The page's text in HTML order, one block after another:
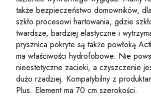
także bezpieczeństwo domowników,
szkło procesowi hartowania, gdzie
twardsze, bardziej elastyczne i
prysznica pokryte są także powłoką
ma właściwości hydrofobowe. Nie
nieestetyczne zacieki, a czyszczenie
dużo rzadziej. Kompatybilny z
Plus. Element ma 70 cm szerokości.